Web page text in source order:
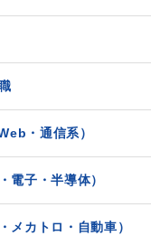
・通信系）
電子・半導体）
メカトロ・自動車）